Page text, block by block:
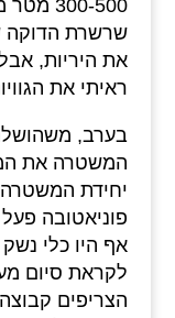
300-
שרשרת הדוקה
את היריות,
ראיתי את
בערב,
המשטרה את
פוניאטובה
אף היו כלי
לקראת סיום
הצריפים